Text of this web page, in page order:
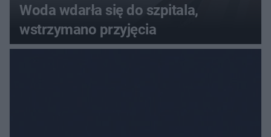
Woda wdarła się do szpitala,
wstrzymano przyjęcia